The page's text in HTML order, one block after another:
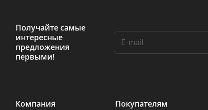
Получайте самые
интересные
предложения
первыми!
Компания Покупателям